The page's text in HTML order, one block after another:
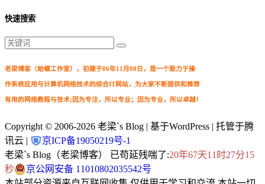
快速搜索
老梁博客（蛤蟆工作室），初建于06年11月08日，是一个致力于操
作系统应用与计算机网络技术的综合IT网站，为大家不断提供和推荐
有用的网络教程与技术;因为专注，所以专业；因为专业，所以卓越！
Copyright © 2006-2026 老梁`s Blog | 基于WordPress | 托管于腾
讯云 |
京ICP备19050219号-1
老梁`s Blog（老梁博客） 已苟延残喘了:20年67天11时27分15
秒
京公网安备 11010802035542号